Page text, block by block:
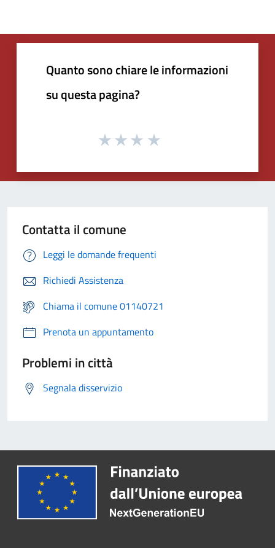
Quanto sono chiare le informazioni
su questa pagina?
Contatta il comune
Leggi le domande frequenti
Richiedi Assistenza
Chiama il comune 01140721
Prenota un appuntamento
Problemi in città
Segnala disservizio